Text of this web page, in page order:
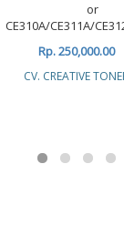
or
CE310A/CE311A/
Rp. 250,000.00
CV. CREATIVE